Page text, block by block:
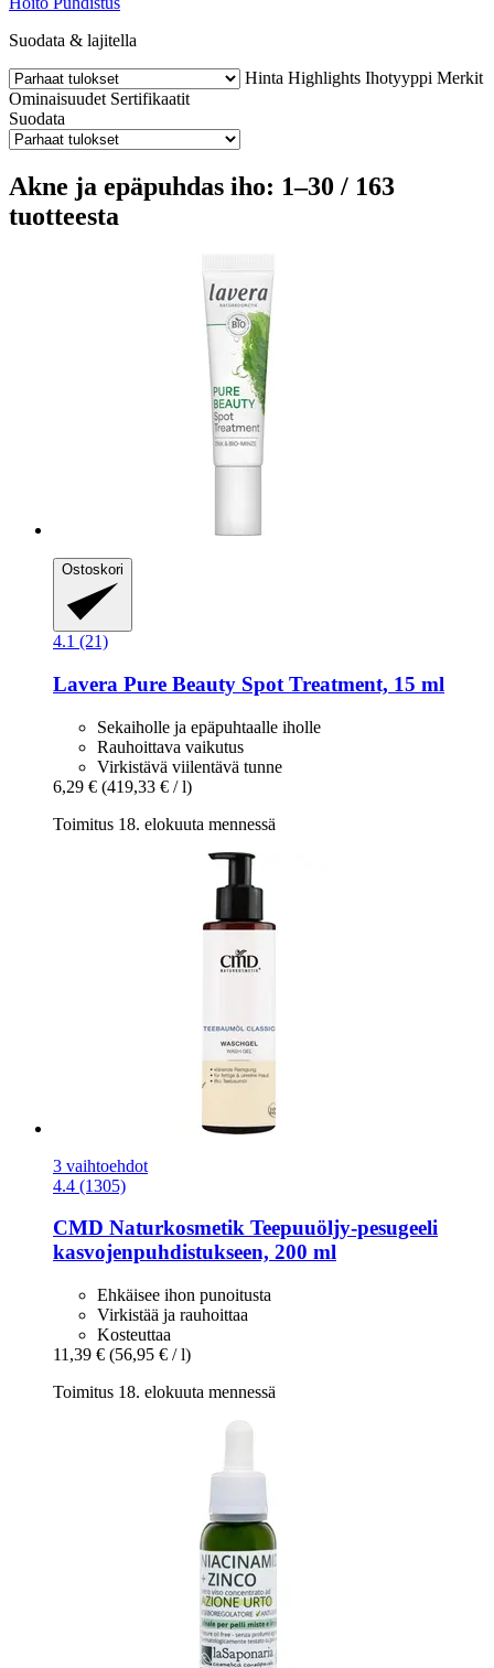
Suodata & lajitella
Hinta Highlights Ihotyyppi Merkit
Ominaisuudet Sertifikaatit
Suodata
Akne ja epäpuhdas iho: 1–30 / 163
tuotteesta
Ostoskori
4.1 (21)
Lavera Pure Beauty Spot Treatment, 15 ml
Sekaiholle ja epäpuhtaalle iholle
Rauhoittava vaikutus
Virkistävä viilentävä tunne
6,29 € (419,33 € / l)
Toimitus 18. elokuuta mennessä
3 vaihtoehdot
4.4 (1305)
CMD Naturkosmetik Teepuuöljy-​pesugeeli
kasvojenpuhdistukseen, 200 ml
Ehkäisee ihon punoitusta
Virkistää ja rauhoittaa
Kosteuttaa
11,39 € (56,95 € / l)
Toimitus 18. elokuuta mennessä